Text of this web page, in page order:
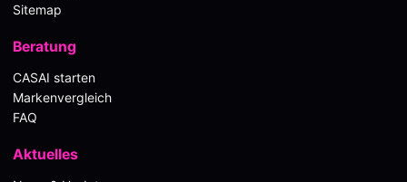
Sitemap
Beratung
CASAI starten
Markenvergleich
FAQ
Aktuelles